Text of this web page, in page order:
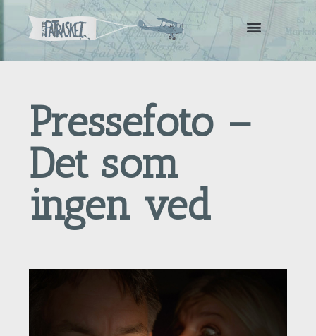
Pressefoto –
Det som
ingen ved